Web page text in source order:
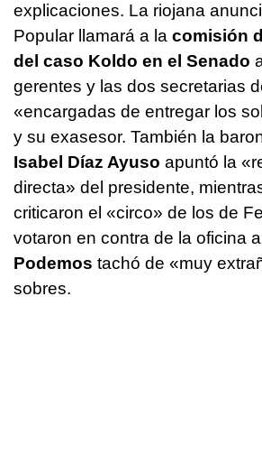
explicaciones. La riojana
Popular llamará a la comisión
del caso Koldo en el Senado
gerentes y las dos secretarias
«encargadas de entregar los
y su exasesor. También la
Isabel Díaz Ayuso apuntó la
directa» del presidente,
criticaron el «circo» de los de
votaron en contra de la oficina
Podemos tachó de «muy
sobres.